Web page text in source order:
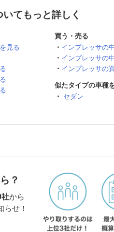
てもっと詳しく
見る
買う・売る
インプレッサの
インプレッサの
インプレッサの
似たタイプの車種
セダン
？
社から
せ！